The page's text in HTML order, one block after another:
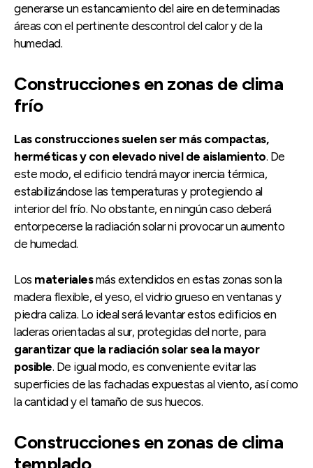
generarse un estancamiento del aire en determinadas
áreas con el pertinente descontrol del calor y de la
humedad.
Construcciones en zonas de clima
frío
Las construcciones suelen ser más compactas,
herméticas y con elevado nivel de aislamiento. De
este modo, el edificio tendrá mayor inercia térmica,
estabilizándose las temperaturas y protegiendo al
interior del frío. No obstante, en ningún caso deberá
entorpecerse la radiación solar ni provocar un aumento
de humedad.
Los materialesmás extendidos en estas zonas son la
madera flexible, el yeso, el vidrio grueso en ventanas y
piedra caliza. Lo ideal será levantar estos edificios en
laderas orientadas al sur, protegidas del norte, para
garantizar que la radiación solar sea la mayor
posible. De igual modo, es conveniente evitar las
superficies de las fachadas expuestas al viento, así como
la cantidad y el tamaño de sus huecos.
Construcciones en zonas de clima